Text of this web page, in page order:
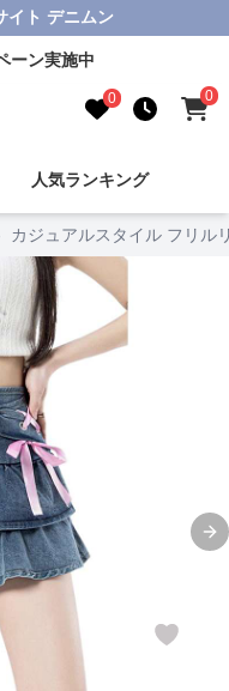
イト デニムン
ーン実施中
0 0
人気ランキング
カジュアルスタイル フリル